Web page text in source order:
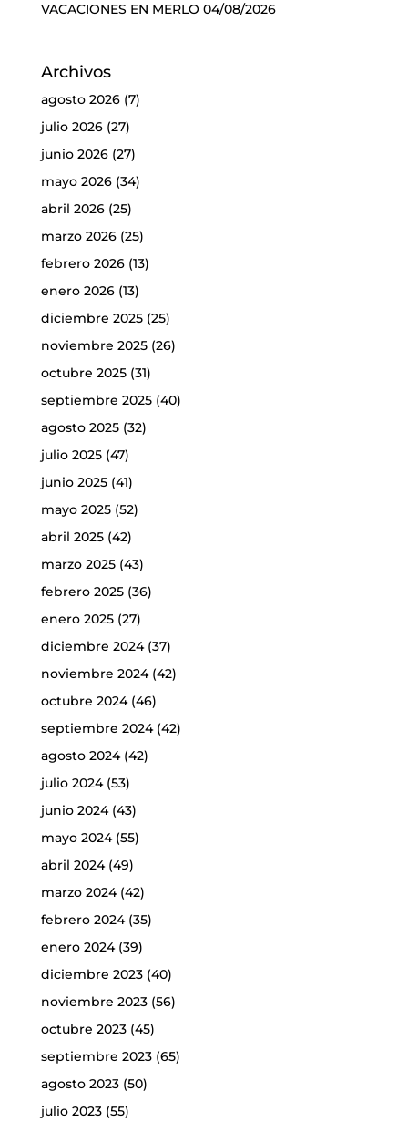
VACACIONES EN MERLO 04/08/2026
Archivos
agosto 2026(7)
julio 2026(27)
junio 2026(27)
mayo 2026(34)
abril 2026(25)
marzo 2026(25)
febrero 2026(13)
enero 2026(13)
diciembre 2025(25)
noviembre 2025(26)
octubre 2025(31)
septiembre 2025(40)
agosto 2025(32)
julio 2025(47)
junio 2025(41)
mayo 2025(52)
abril 2025(42)
marzo 2025(43)
febrero 2025(36)
enero 2025(27)
diciembre 2024(37)
noviembre 2024(42)
octubre 2024(46)
septiembre 2024(42)
agosto 2024(42)
julio 2024(53)
junio 2024(43)
mayo 2024(55)
abril 2024(49)
marzo 2024(42)
febrero 2024(35)
enero 2024(39)
diciembre 2023(40)
noviembre 2023(56)
octubre 2023(45)
septiembre 2023(65)
agosto 2023(50)
julio 2023(55)